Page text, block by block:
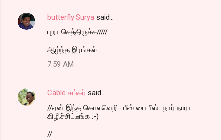
butterfly Surya said…
புறா செத்திருச்சு/////
ஆழ்ந்த இரங்கல்...
7:59 AM
Cable சங்கர் said…
//ஏன் இந்த கொலவெறி.. பீஸ் பை பீஸ்.. நார் நாரா
கிழிச்சிட்டீங்க :-)
//